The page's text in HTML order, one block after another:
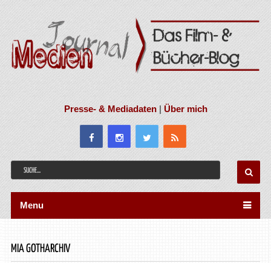
Presse- & Mediadaten|Über mich
Menu
MIA GOTHARCHIV